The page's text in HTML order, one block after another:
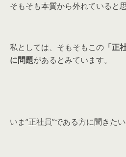
そもそも本質から外れていると
私としては、そもそもこの 「正
に問題があるとみています。
いま“正社員”である方に聞きたい